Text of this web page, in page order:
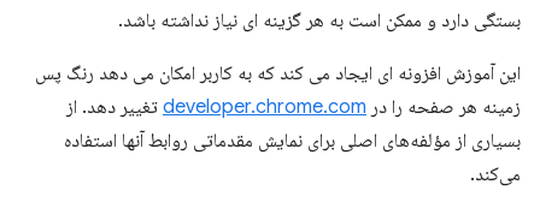
بستگی دارد و ممکن است به هر گزینه ای نیاز نداشته باشد.
این آموزش افزونه ای ایجاد می کند که به کاربر امکان می دهد رنگ پس
زمینه هر صفحه را در developer.chrome.com تغییر دهد. از
بسیاری از مؤلفه‌های اصلی برای نمایش مقدماتی روابط آنها استفاده
می‌کند.